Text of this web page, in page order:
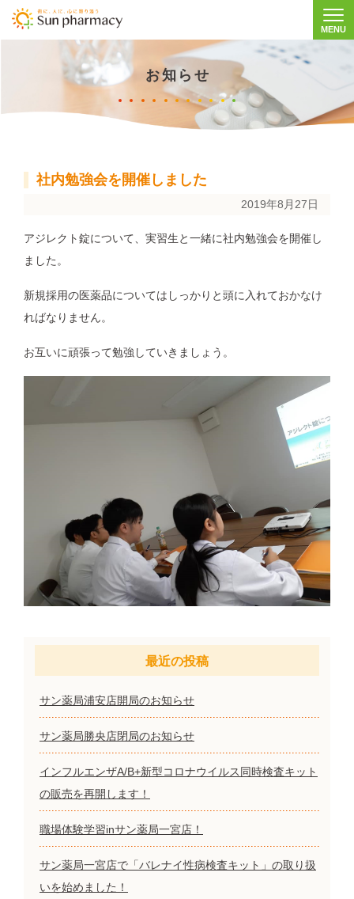
MENU
お知らせ
社内勉強会を開催しました
2019年8月27日
アジレクト錠について、実習生と一緒に社内勉強会を開催し
ました。
新規採用の医薬品についてはしっかりと頭に入れておかなけ
ればなりません。
お互いに頑張って勉強していきましょう。
最近の投稿
サン薬局浦安店開局のお知らせ
サン薬局勝央店閉局のお知らせ
インフルエンザA/B+新型コロナウイルス同時検査キット
の販売を再開します！
職場体験学習inサン薬局一宮店！
サン薬局一宮店で「バレナイ性病検査キット」の取り扱
いを始めました！